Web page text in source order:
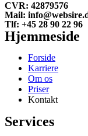
CVR: 42879576
Mail:
Tlf: +45 28 90 22 96
Hjemmeside
Forside
Karriere
Om os
Priser
Kontakt
Services